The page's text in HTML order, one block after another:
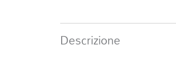
Descrizione